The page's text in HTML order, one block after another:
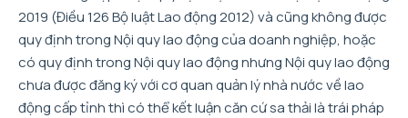
2019 (Điều 126 Bộ luật Lao động 2012) và cũng không được
quy định trong Nội quy lao động của doanh nghiệp, hoặc
có quy định trong Nội quy lao động nhưng Nội quy lao động
chưa được đăng ký với cơ quan quản lý nhà nước về lao
động cấp tỉnh thì có thể kết luận căn cứ sa thải là trái pháp